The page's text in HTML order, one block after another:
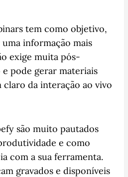
tem como objetivo,
informação mais
exige muita pós-
pode gerar materiais
da interação ao vivo
são muito pautados
e como
com a sua ferramenta.
gravados e disponíveis